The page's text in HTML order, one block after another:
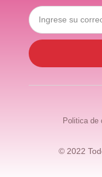
Politica de
© 2022